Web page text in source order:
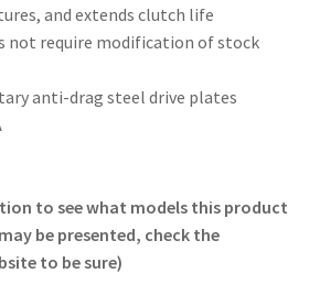
and extends clutch life
not require modification of stock
anti-drag steel drive plates
to see what models this product
be presented, check the
to be sure)